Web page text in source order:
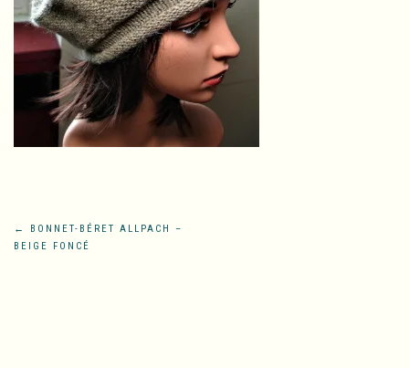
Navigation
←
BONNET-BÉRET ALLPACH –
BEIGE FONCÉ